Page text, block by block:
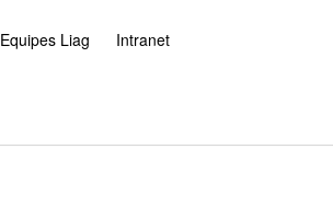
Equipes Liag Intranet